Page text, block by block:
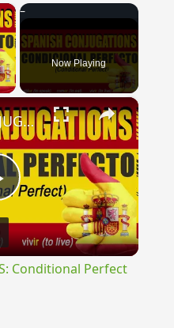
×
Now Playing
×
SPANISH CONJUGATIONS: Conditional Perfect (Condicional Perfecto)
Conditional Perfect